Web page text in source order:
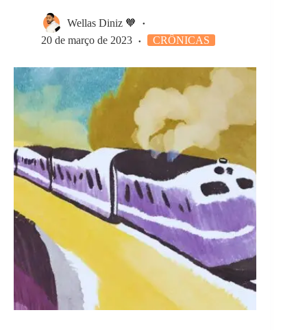
Wellas Diniz 🧡
20 de março de 2023
CRÔNICAS